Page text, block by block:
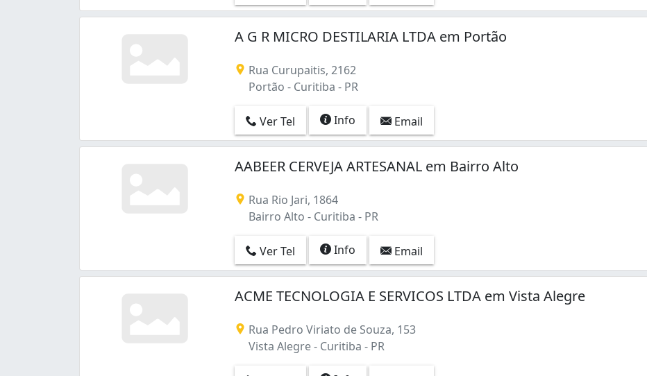
A G R MICRO DESTILARIA LTDA em Portão
Rua Curupaitis, 2162
Portão - Curitiba - PR
Ver Tel Info Email
AABEER CERVEJA ARTESANAL em Bairro Alto
Rua Rio Jari, 1864
Bairro Alto - Curitiba - PR
Ver Tel Info Email
ACME TECNOLOGIA E SERVICOS LTDA em Vista Alegre
Rua Pedro Viriato de Souza, 153
Vista Alegre - Curitiba - PR